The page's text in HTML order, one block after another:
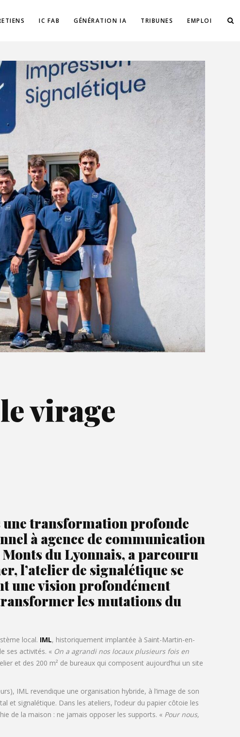
IC FAB GÉNÉRATION IA TRIBUNES EMPLOI
virage
une transformation profonde
à agence de communication
du Lyonnais, a parcouru
l’atelier de signalétique se
une vision profondément
les mutations du
local. IML, historiquement implantée à Saint-Martin-en-
ses activités. « On a agrandi nos locaux plusieurs fois en
et des 200 m² de bureaux qui composent aujourd’hui un site
IML revendique une organisation hybride, à l’image de son
et signalétique. Dans les ateliers, l’odeur du papier côtoie les
de la maison : ne jamais opposer les supports. « Pour nous,